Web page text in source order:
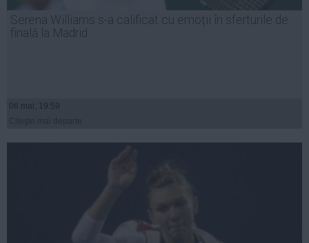
Serena Williams s-a calificat cu emoții în sferturile de
finală la Madrid
06 mai, 19:59